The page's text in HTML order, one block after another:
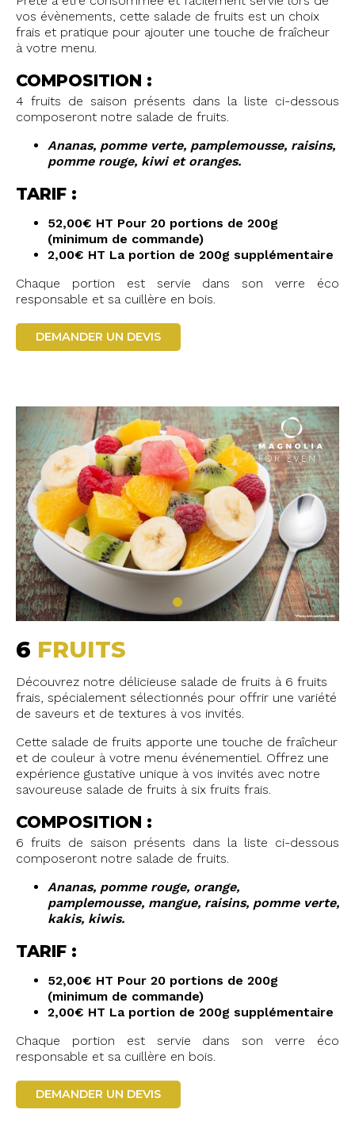
vos évènements, cette salade de fruits est un choix
frais et pratique pour ajouter une touche de fraîcheur
à votre menu.
COMPOSITION :
4 fruits de saison présents dans la liste ci-dessous
composeront notre salade de fruits.
Ananas, pomme verte, pamplemousse, raisins,
pomme rouge, kiwi et oranges.
TARIF :
52,00€ HT Pour 20 portions de 200g
(minimum de commande)
2,00€ HT La portion de 200g supplémentaire
Chaque portion est servie dans son verre éco
responsable et sa cuillère en bois.
DEMANDER UN DEVIS
6 FRUITS
Découvrez notre délicieuse salade de fruits à 6 fruits
frais, spécialement sélectionnés pour offrir une variété
de saveurs et de textures à vos invités.
Cette salade de fruits apporte une touche de fraîcheur
et de couleur à votre menu événementiel. Offrez une
expérience gustative unique à vos invités avec notre
savoureuse salade de fruits à six fruits frais.
COMPOSITION :
6 fruits de saison présents dans la liste ci-dessous
composeront notre salade de fruits.
Ananas, pomme rouge, orange,
pamplemousse, mangue, raisins, pomme verte,
kakis, kiwis.
TARIF :
52,00€ HT Pour 20 portions de 200g
(minimum de commande)
2,00€ HT La portion de 200g supplémentaire
Chaque portion est servie dans son verre éco
responsable et sa cuillère en bois.
DEMANDER UN DEVIS